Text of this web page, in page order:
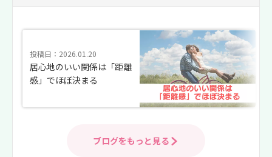
投稿日：2026.01.20
居心地のいい関係は「距離
感」でほぼ決まる
ブログをもっと見る